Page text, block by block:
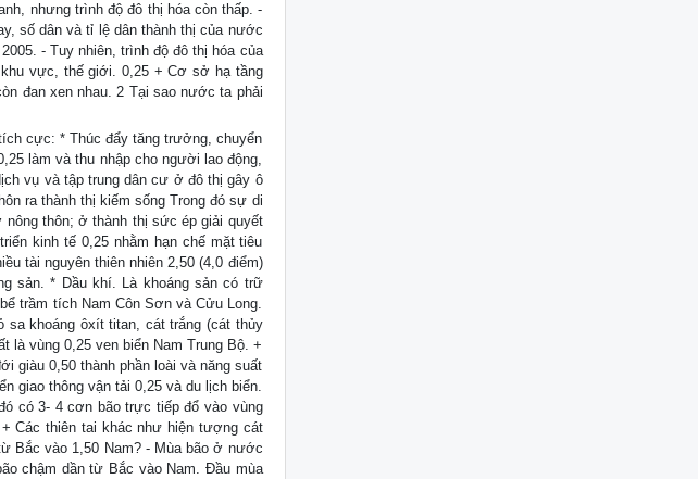
nhưng trình độ đô thị hóa còn thấp. -
số dân và tỉ lệ dân thành thị của nước
- Tuy nhiên, trình độ đô thị hóa của
vực, thế giới. 0,25 + Cơ sở hạ tầng
đan xen nhau. 2 Tại sao nước ta phải
cực: * Thúc đẩy tăng trưởng, chuyển
làm và thu nhập cho người lao động,
vụ và tập trung dân cư ở đô thị gây ô
ra thành thị kiếm sống Trong đó sự di
nông thôn; ở thành thị sức ép giải quyết
kinh tế 0,25 nhằm hạn chế mặt tiêu
tài nguyên thiên nhiên 2,50 (4,0 điểm)
sản. * Dầu khí. Là khoáng sản có trữ
trầm tích Nam Côn Sơn và Cửu Long.
sa khoáng ôxít titan, cát trắng (cát thủy
vùng 0,25 ven biển Nam Trung Bộ. +
giàu 0,50 thành phần loài và năng suất
giao thông vận tải 0,25 và du lịch biển.
có 3- 4 cơn bão trực tiếp đổ vào vùng
Các thiên tai khác như hiện tượng cát
Bắc vào 1,50 Nam? - Mùa bão ở nước
chậm dần từ Bắc vào Nam. Đầu mùa